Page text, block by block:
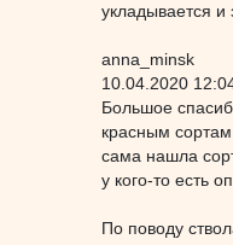
укладывается и
anna_minsk
10.04.2020
Большое
красным
сама нашла
у кого-то есть
По поводу